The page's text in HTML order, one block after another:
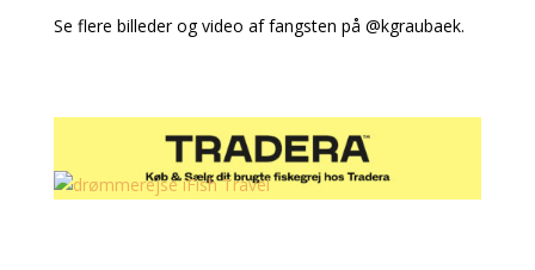
Se flere billeder og video af fangsten på @kgraubaek.